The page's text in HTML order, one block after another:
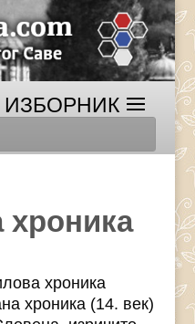
хроника
хроника (14. век)